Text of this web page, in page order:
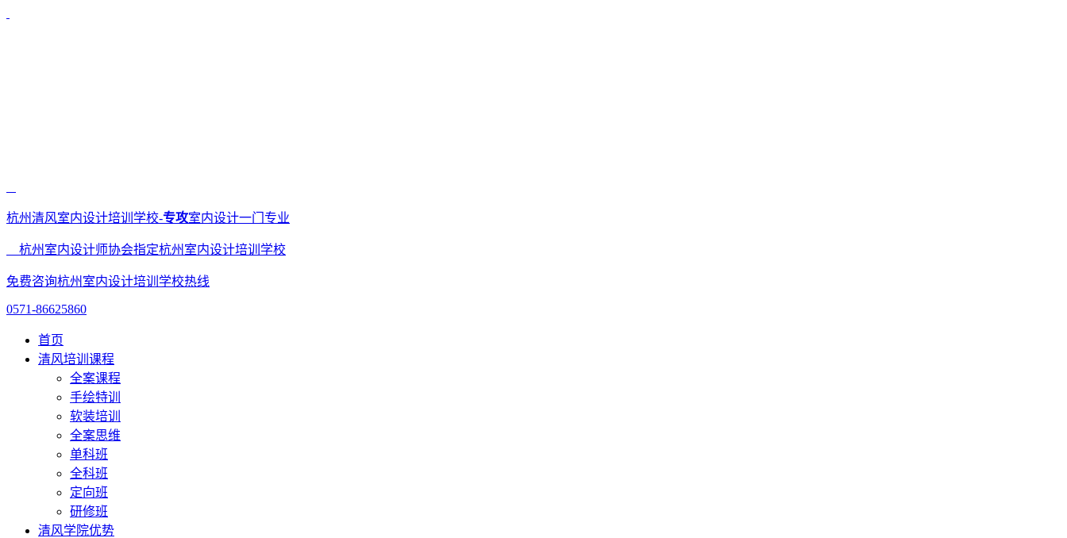
杭州清风室内设计培训学校-专攻室内设计一门专业
杭州室内设计师协会指定杭州室内设计培训学校
免费咨询杭州室内设计培训学校热线
0571-86625860
首页
清风培训课程
全案课程
手绘特训
软装培训
全案思维
单科班
全科班
定向班
研修班
清风学院优势